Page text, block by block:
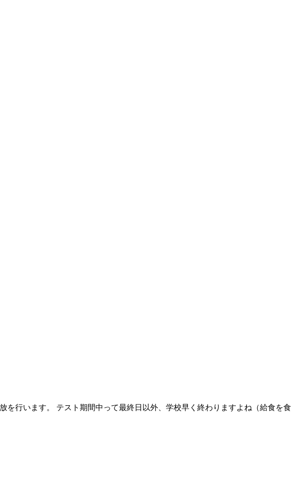
行います。 テスト期間中って最終日以外、学校早く終わりますよね（給食を食